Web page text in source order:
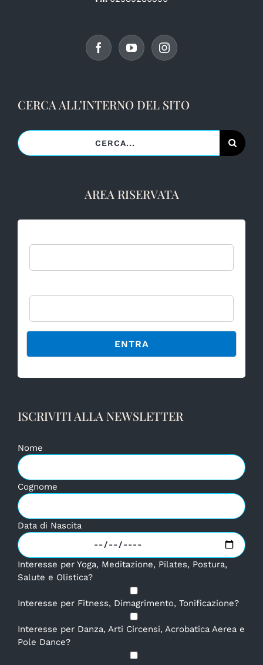
CERCA ALL’INTERNO DEL SITO
Cerca
per:
AREA RISERVATA
ISCRIVITI ALLA NEWSLETTER
Nome
Cognome
Data di Nascita
Interesse per Yoga, Meditazione, Pilates, Postura,
Salute e Olistica?
Interesse per Fitness, Dimagrimento, Tonificazione?
Interesse per Danza, Arti Circensi, Acrobatica Aerea e
Pole Dance?